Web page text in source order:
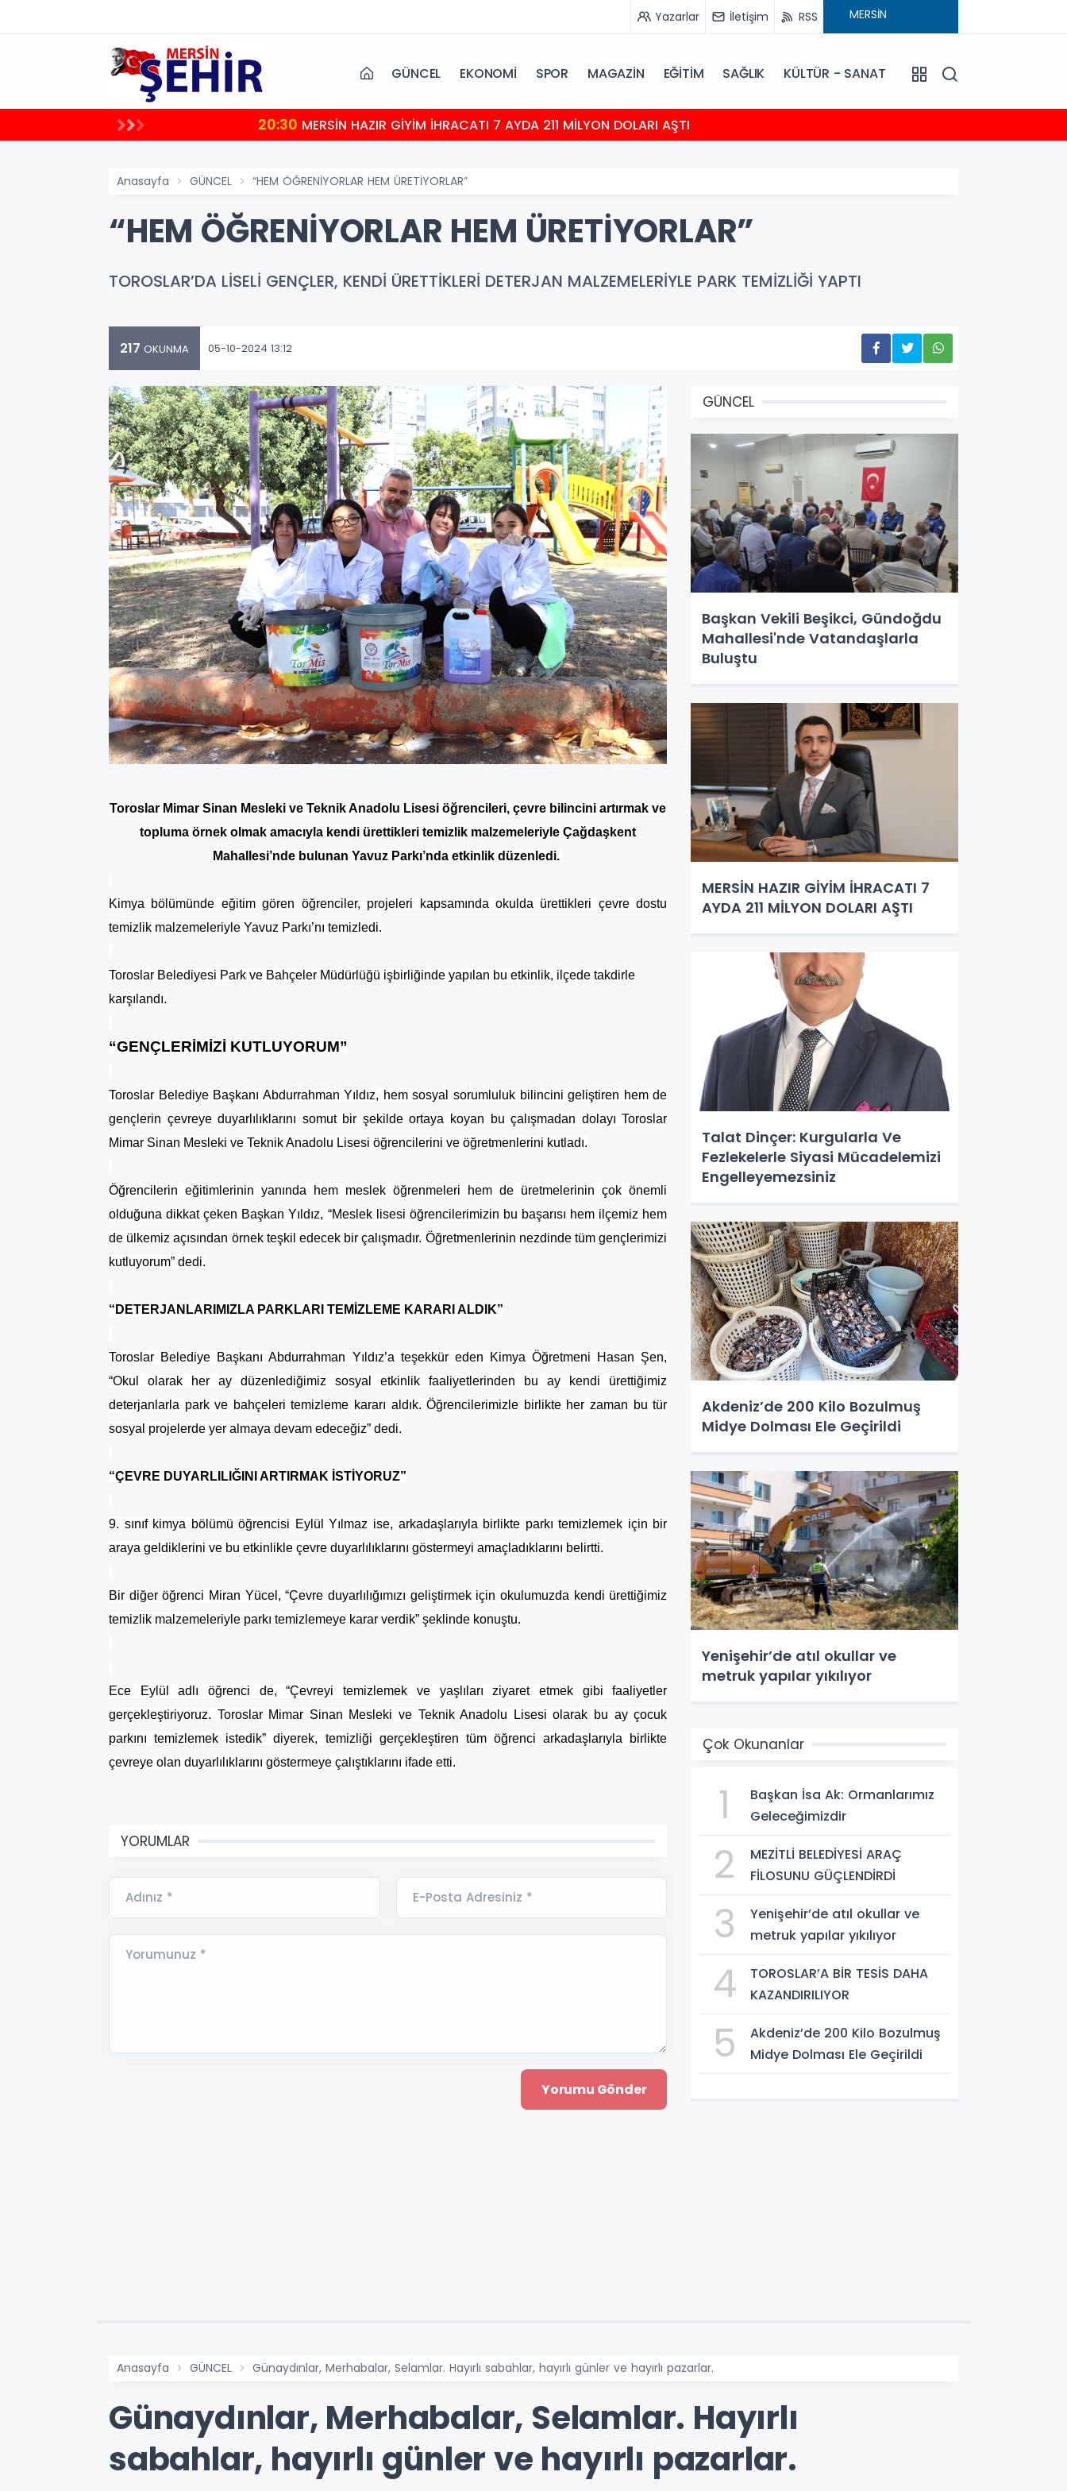
Yazarlar İletişim RSS
GÜNCEL EKONOMİ SPOR MAGAZİN EĞİTİM SAĞLIK KÜLTÜR - SANAT
20:30 MERSİN HAZIR GİYİM İHRACATI 7 AYDA 211 MİLYON DOLARI AŞTI
Anasayfa GÜNCEL “HEM ÖĞRENİYORLAR HEM ÜRETİYORLAR”
“HEM ÖĞRENİYORLAR HEM ÜRETİYORLAR”
TOROSLAR’DA LİSELİ GENÇLER, KENDİ ÜRETTİKLERİ DETERJAN MALZEMELERİYLE PARK TEMİZLİĞİ YAPTI
217 OKUNMA 05-10-2024 13:12
Toroslar Mimar Sinan Mesleki ve Teknik Anadolu Lisesi öğrencileri, çevre bilincini artırmak ve
topluma örnek olmak amacıyla kendi ürettikleri temizlik malzemeleriyle Çağdaşkent
Mahallesi’nde bulunan Yavuz Parkı’nda etkinlik düzenledi.
Kimya bölümünde eğitim gören öğrenciler, projeleri kapsamında okulda ürettikleri çevre dostu
temizlik malzemeleriyle Yavuz Parkı’nı temizledi.
Toroslar Belediyesi Park ve Bahçeler Müdürlüğü işbirliğinde yapılan bu etkinlik, ilçede takdirle
karşılandı.
“GENÇLERİMİZİ KUTLUYORUM”
Toroslar Belediye Başkanı Abdurrahman Yıldız, hem sosyal sorumluluk bilincini geliştiren hem de
gençlerin çevreye duyarlılıklarını somut bir şekilde ortaya koyan bu çalışmadan dolayı Toroslar
Mimar Sinan Mesleki ve Teknik Anadolu Lisesi öğrencilerini ve öğretmenlerini kutladı.
Öğrencilerin eğitimlerinin yanında hem meslek öğrenmeleri hem de üretmelerinin çok önemli
olduğuna dikkat çeken Başkan Yıldız, “Meslek lisesi öğrencilerimizin bu başarısı hem ilçemiz hem
de ülkemiz açısından örnek teşkil edecek bir çalışmadır. Öğretmenlerinin nezdinde tüm gençlerimizi
kutluyorum” dedi.
“DETERJANLARIMIZLA PARKLARI TEMİZLEME KARARI ALDIK”
Toroslar Belediye Başkanı Abdurrahman Yıldız’a teşekkür eden Kimya Öğretmeni Hasan Şen,
“Okul olarak her ay düzenlediğimiz sosyal etkinlik faaliyetlerinden bu ay kendi ürettiğimiz
deterjanlarla park ve bahçeleri temizleme kararı aldık. Öğrencilerimizle birlikte her zaman bu tür
sosyal projelerde yer almaya devam edeceğiz” dedi.
“ÇEVRE DUYARLILIĞINI ARTIRMAK İSTİYORUZ”
9. sınıf kimya bölümü öğrencisi Eylül Yılmaz ise, arkadaşlarıyla birlikte parkı temizlemek için bir
araya geldiklerini ve bu etkinlikle çevre duyarlılıklarını göstermeyi amaçladıklarını belirtti.
Bir diğer öğrenci Miran Yücel, “Çevre duyarlılığımızı geliştirmek için okulumuzda kendi ürettiğimiz
temizlik malzemeleriyle parkı temizlemeye karar verdik” şeklinde konuştu.
Ece Eylül adlı öğrenci de, “Çevreyi temizlemek ve yaşlıları ziyaret etmek gibi faaliyetler
gerçekleştiriyoruz. Toroslar Mimar Sinan Mesleki ve Teknik Anadolu Lisesi olarak bu ay çocuk
parkını temizlemek istedik” diyerek, temizliği gerçekleştiren tüm öğrenci arkadaşlarıyla birlikte
çevreye olan duyarlılıklarını göstermeye çalıştıklarını ifade etti.
YORUMLAR
Adınız * E-Posta Adresiniz *
Yorumunuz *
GÜNCEL
Başkan Vekili Beşikci, Gündoğdu
Mahallesi'nde Vatandaşlarla
Buluştu
MERSİN HAZIR GİYİM İHRACATI 7
AYDA 211 MİLYON DOLARI AŞTI
Talat Dinçer: Kurgularla Ve
Fezlekelerle Siyasi Mücadelemizi
Engelleyemezsiniz
Akdeniz’de 200 Kilo Bozulmuş
Midye Dolması Ele Geçirildi
Yenişehir’de atıl okullar ve
metruk yapılar yıkılıyor
Çok Okunanlar
1
Başkan İsa Ak: Ormanlarımız
Geleceğimizdir
2
MEZİTLİ BELEDİYESİ ARAÇ
FİLOSUNU GÜÇLENDİRDİ
3
Yenişehir’de atıl okullar ve
metruk yapılar yıkılıyor
4
TOROSLAR’A BİR TESİS DAHA
KAZANDIRILIYOR
5
Akdeniz’de 200 Kilo Bozulmuş
Midye Dolması Ele Geçirildi
Anasayfa GÜNCEL Günaydınlar, Merhabalar, Selamlar. Hayırlı sabahlar, hayırlı günler ve hayırlı pazarlar.
Günaydınlar, Merhabalar, Selamlar. Hayırlı
sabahlar, hayırlı günler ve hayırlı pazarlar.